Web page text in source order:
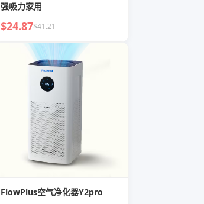
强吸力家用
$24.87$41.21
FlowPlus空气净化器Y2pro